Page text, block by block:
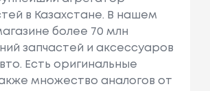
в Казахстане. В нашем
более 70 млн
запчастей и аксессуаров
Есть оригинальные
множество аналогов от